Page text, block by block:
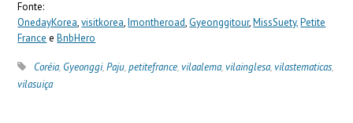
Fonte:
OnedayKorea,visitkorea,Imontheroad, Gyeonggitour,MissSuety, Petite
France eBnbHero
Coréia, Gyeonggi,Paju,petitefrance,vilaalema,vilainglesa,vilastematicas,
vilasuiça